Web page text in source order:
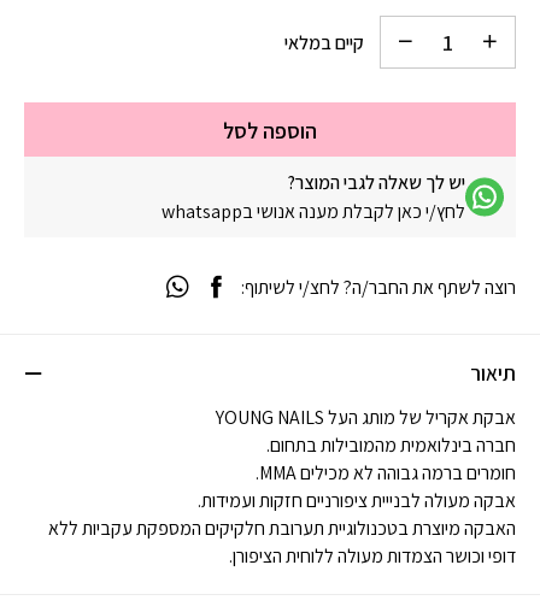
קיים במלאי
הוספה לסל
יש לך שאלה לגבי המוצר?
לחץ/י כאן לקבלת מענה אנושי בwhatsapp
תיאור
אבקת אקריל של מותג העל YOUNG NAILS
חברה בינלואמית מהמובילות בתחום.
חומרים ברמה גבוהה לא מכילים MMA.
אבקה מעולה לבנייית ציפורניים חזקות ועמידות.
האבקה מיוצרת בטכנולוגיית תערובת חלקיקים המספקת עקביות ללא
דופי וכושר הצמדות מעולה ללוחית הציפורן.
רוצה לשתף את החבר/ה? לחצ/י לשיתוף: